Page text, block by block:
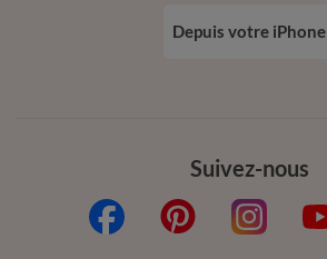
Suivez-nous
Depuis votre iPhone